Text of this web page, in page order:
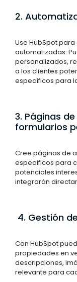
2.
Use HubSpot
automatizadas.
personalizados,
a los clientes
específicos para
3. Páginas
formularios
Cree páginas de
específicos para
potenciales
integrarán
4. Gestión
Con HubSpot
propiedades en
descripciones,
relevante para